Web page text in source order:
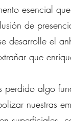
esencial
de
desarrolle el
que
perdido algo
nuestras